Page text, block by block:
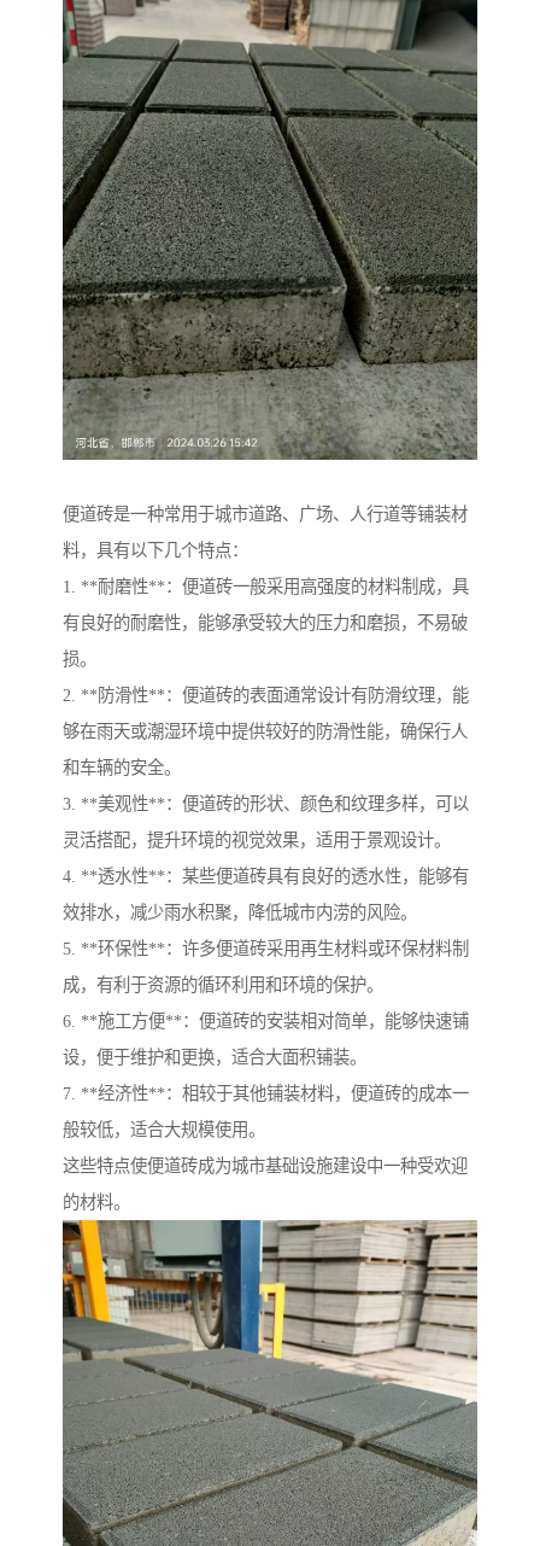
便道砖是一种常用于城市道路、广场、人行道等铺装材
料，具有以下几个特点：
1. **耐磨性**：便道砖一般采用高强度的材料制成，具
有良好的耐磨性，能够承受较大的压力和磨损，不易破
损。
2. **防滑性**：便道砖的表面通常设计有防滑纹理，能
够在雨天或潮湿环境中提供较好的防滑性能，确保行人
和车辆的安全。
3. **美观性**：便道砖的形状、颜色和纹理多样，可以
灵活搭配，提升环境的视觉效果，适用于景观设计。
4. **透水性**：某些便道砖具有良好的透水性，能够有
效排水，减少雨水积聚，降低城市内涝的风险。
5. **环保性**：许多便道砖采用再生材料或环保材料制
成，有利于资源的循环利用和环境的保护。
6. **施工方便**：便道砖的安装相对简单，能够快速铺
设，便于维护和更换，适合大面积铺装。
7. **经济性**：相较于其他铺装材料，便道砖的成本一
般较低，适合大规模使用。
这些特点使便道砖成为城市基础设施建设中一种受欢迎
的材料。